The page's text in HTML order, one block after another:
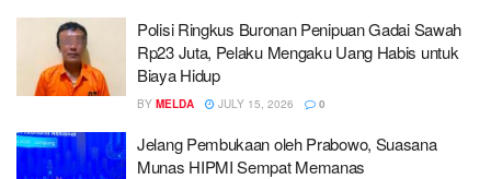
Polisi Ringkus Buronan Penipuan Gadai Sawah
Rp23 Juta, Pelaku Mengaku Uang Habis untuk
Biaya Hidup
BY MELDA JULY 15, 2026 0
Jelang Pembukaan oleh Prabowo, Suasana
Munas HIPMI Sempat Memanas